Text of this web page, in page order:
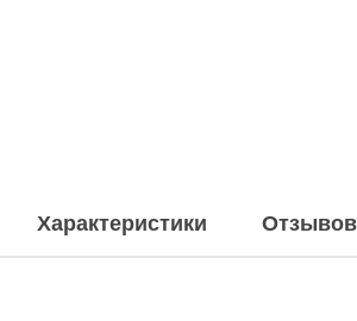
Характеристики